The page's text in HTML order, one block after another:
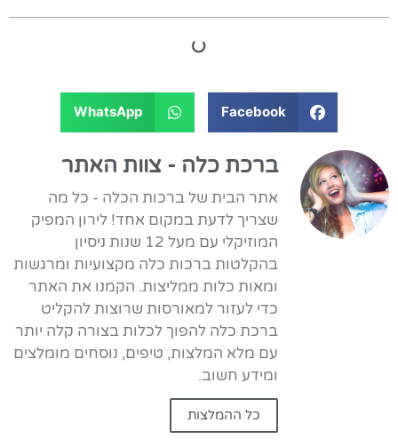
Facebook
WhatsApp
ברכת כלה - צוות האתר
אתר הבית של ברכות הכלה - כל מה
שצריך לדעת במקום אחד! לירון המפיק
המוזיקלי עם מעל 12 שנות ניסיון
בהקלטות ברכות כלה מקצועיות ומרגשות
ומאות כלות ממליצות. הקמנו את האתר
כדי לעזור למאורסות שרוצות להקליט
ברכת כלה להפוך לכלות בצורה קלה יותר
עם מלא המלצות, טיפים, נוסחים מומלצים
ומידע חשוב.
כל ההמלצות